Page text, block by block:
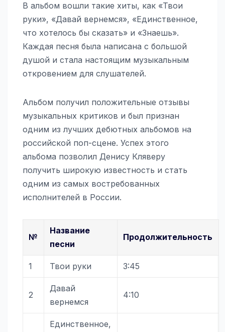
В альбом вошли такие хиты, как «Твои
руки», «Давай вернемся», «Единственное,
что хотелось бы сказать» и «Знаешь».
Каждая песня была написана с большой
душой и стала настоящим музыкальным
откровением для слушателей.
Альбом получил положительные отзывы
музыкальных критиков и был признан
одним из лучших дебютных альбомов на
российской поп-сцене. Успех этого
альбома позволил Денису Кляверу
получить широкую известность и стать
одним из самых востребованных
исполнителей в России.
№
Название
песни
Продолжительность
1 Твои руки 3:45
2
Давай
вернемся
4:10
Единственное,